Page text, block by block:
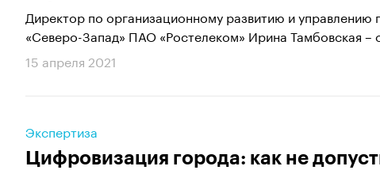
Директор по организационному развитию и
«Северо-Запад» ПАО «Ростелеком» Ирина Тамбовская –
15 апреля 2021
Экспертиза
Цифровизация города: как не